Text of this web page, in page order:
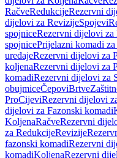
RačveRedukcijeRezervni
dijelovi za RevizijeSpojevi
spojniceRezervni dijelovi za
spojnicePrijelazni komadi
uređajeRezervni dijelovi za
koljenaRezervni dijelovi za
komadiRezervni dijelovi za
obujmiceČepoviBrtve
ProCijeviRezervni dijelovi
dijelovi za Fazonski komadi
KoljenaRačveRezervni
za RedukcijeRevizije
fazonski komadiRezervni
komadiKoljenaRezervni